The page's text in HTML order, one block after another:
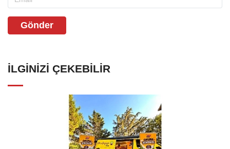
Gönder
İLGINIZI ÇEKEBILIR